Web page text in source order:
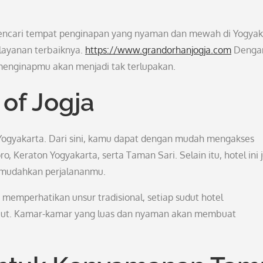
tempat penginapan yang nyaman dan mewah di
terbaiknya. https://www.grandorhanjogja.com
akan menjadi tak terlupakan.
Jogja
Dari sini, kamu dapat dengan mudah mengakses
Keraton Yogyakarta, serta Taman Sari. Selain itu, hotel ini
perjalananmu.
unsur tradisional, setiap sudut hotel
Kamar-kamar yang luas dan nyaman akan membuat